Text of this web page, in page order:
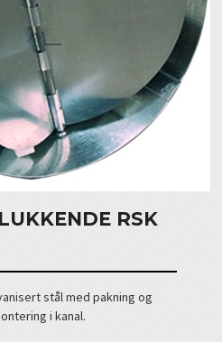
RSK
stål med pakning og
i kanal.